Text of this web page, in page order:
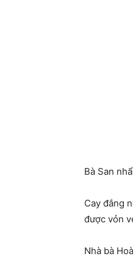
Bà San
Cay đắng
được vỏn
Nhà bà